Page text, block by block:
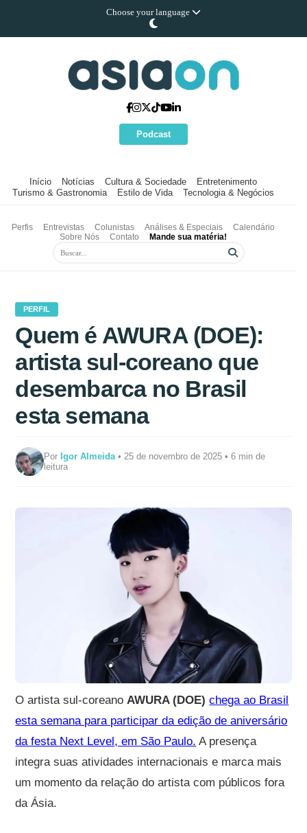
Choose your language
Podcast
Início Notícias Cultura & Sociedade
Entretenimento
Turismo & Gastronomia
Estilo de Vida Tecnologia & Negócios
Perfis Entrevistas Colunistas Análises & Especiais
Calendário
Sobre Nós
Contato Mande sua matéria!
PERFIL
Quem é AWURA (DOE):
artista sul-coreano que
desembarca no Brasil
esta semana
Por Igor Almeida• 25 de novembro de 2025 • 6 min de
leitura
O artista sul-coreano AWURA (DOE) chega ao Brasil
esta semana para participar da edição de aniversário
da festa Next Level, em São Paulo. A presença
integra suas atividades internacionais e marca mais
um momento da relação do artista com públicos fora
da Ásia.